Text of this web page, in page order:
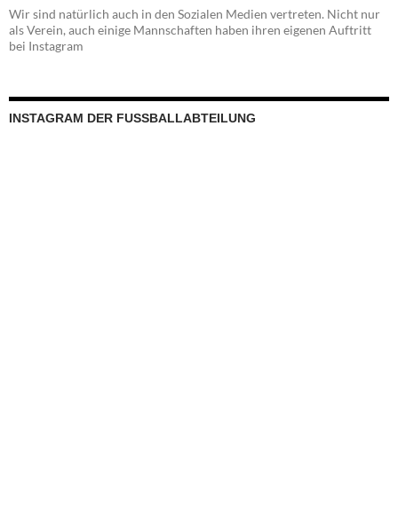
Wir sind natürlich auch in den Sozialen Medien vertreten. Nicht nur
als Verein, auch einige Mannschaften haben ihren eigenen Auftritt
bei Instagram
INSTAGRAM DER FUSSBALLABTEILUNG